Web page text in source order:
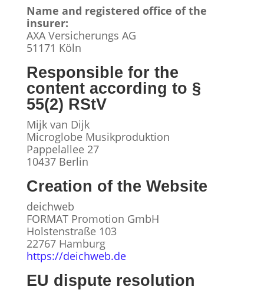
Name and registered office of the
insurer:
AXA Versicherungs AG
51171 Köln
Responsible for the
content according to §
55(2) RStV
Mijk van Dijk
Microglobe Musikproduktion
Pappelallee 27
10437 Berlin
Creation of the Website
deichweb
FORMAT Promotion GmbH
Holstenstraße 103
22767 Hamburg
https://deichweb.de
EU dispute resolution